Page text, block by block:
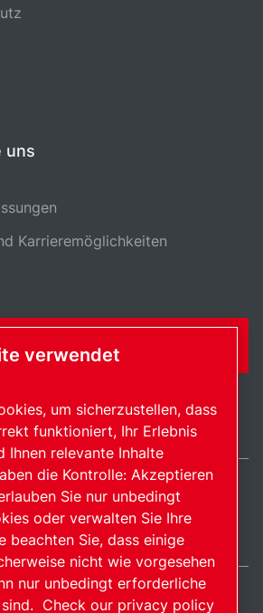
uns
Karrieremöglichkeiten
verwalten© 2026 Copyright.
Switzerland / DE
verwendet
um sicherzustellen, dass
funktioniert, Ihr Erlebnis
Ihnen relevante Inhalte
die Kontrolle: Akzeptieren
Sie nur unbedingt
oder verwalten Sie Ihre
beachten Sie, dass einige
nicht wie vorgesehen
nur unbedingt erforderliche
Check our privacy policy